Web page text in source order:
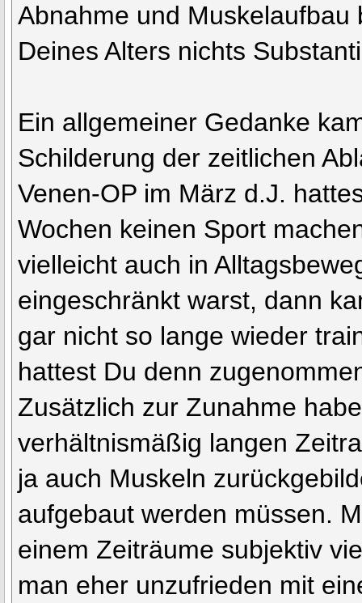
Abnahme und Muskelaufbau
Deines Alters nichts
Ein allgemeiner Gedanke
Schilderung der zeitlichen
Venen-OP im März d.J.
Wochen keinen Sport
vielleicht auch in
eingeschränkt warst, dann
gar nicht so lange wieder
hattest Du denn
Zusätzlich zur Zunahme
verhältnismäßig langen
ja auch Muskeln
aufgebaut werden müssen.
einem Zeiträume subjektiv
man eher unzufrieden mit